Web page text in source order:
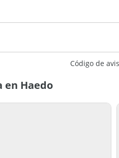
interior.
Código de
Haedo